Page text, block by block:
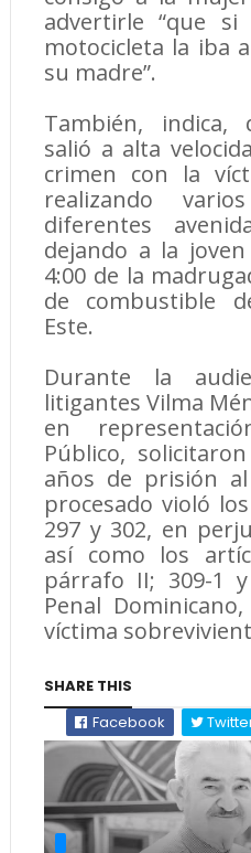
advertirle “que
motocicleta la iba
su madre”.
También, indica,
salió a alta
crimen con la
realizando
diferentes
dejando a la
4:00 de la
de combustible
Este.
Durante la
litigantes Vilma
en
Público,
años de prisión
procesado violó
297 y 302, en
así como los
párrafo II; 309-1
Penal
víctima
SHARE THIS
Facebook